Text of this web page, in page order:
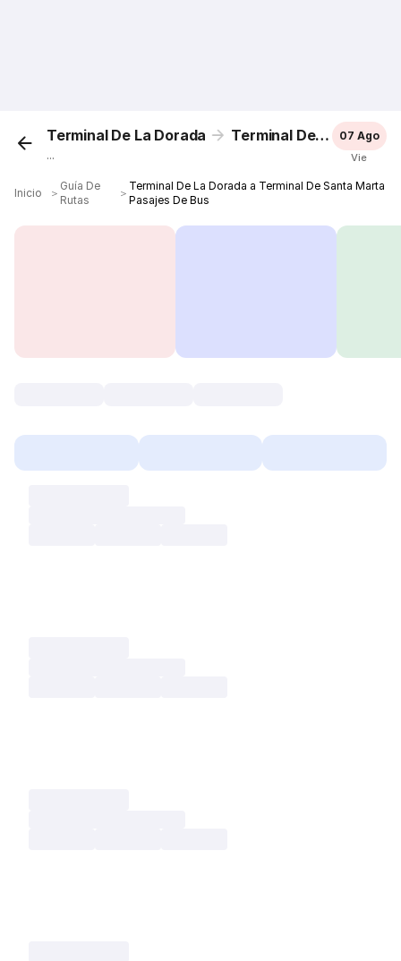
Terminal De La Dorada Terminal De Santa Marta
...
07 Ago
Vie
Inicio ＞
Guía De
Rutas
＞
Terminal De La Dorada a Terminal De Santa Marta
Pasajes De Bus